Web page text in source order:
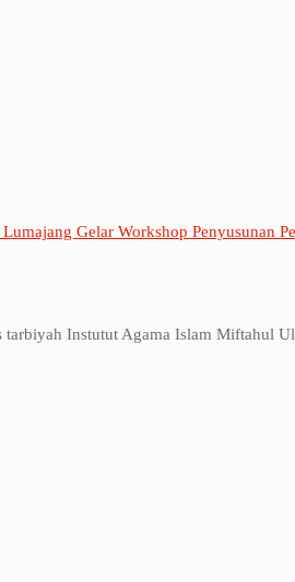
Gelar Workshop Penyusunan
Instutut Agama Islam Miftahul